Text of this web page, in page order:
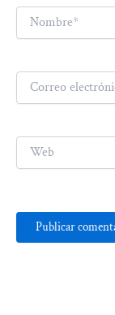
Nombre*
Correo
electrónico*
Web